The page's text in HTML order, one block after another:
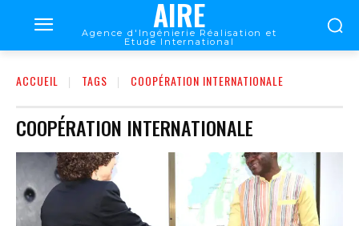
AIRE
Agence d'Ingénierie Réalisation et
Etude International
ACCUEIL TAGS COOPÉRATION INTERNATIONALE
COOPÉRATION INTERNATIONALE